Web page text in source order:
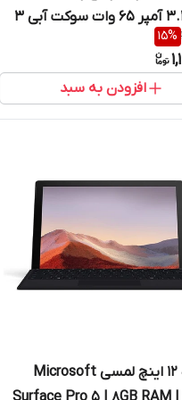
ولت3.33 آمپر 65 وات سوکت آبی 3
متر15%
افزودن به سبد
لپ تاپ 12 اینچ لمسی Microsoft